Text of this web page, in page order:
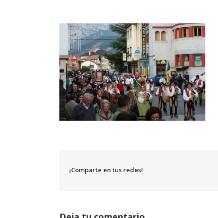
¡Comparte en tus redes!